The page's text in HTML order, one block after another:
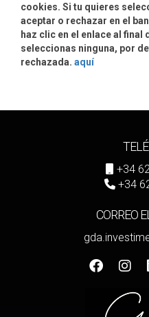
cookies. Si tu quieres
aceptar o rechazar en el
haz clic en el enlace al final
seleccionas ninguna, por
rechazada. aquí
+34
+34
CORREO